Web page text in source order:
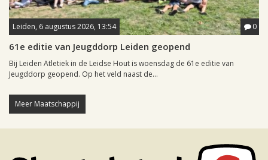
Leiden, 6 augustus 2026, 13:54 0
61e editie van Jeugddorp Leiden geopend
Bij Leiden Atletiek in de Leidse Hout is woensdag de 61e editie van
Jeugddorp geopend. Op het veld naast de...
Meer Maatschappij